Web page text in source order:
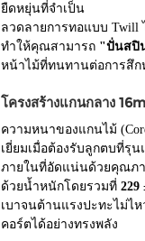
ยืดหยุ่นที่จำเป็น
ลวดลายการทอแบบ Twill
ทำให้คุณสามารถ "ปั่นสปิ
หน้าไม้ที่ทนทานต่อการสึก
โครงสร้างแกนกลาง
ความหนาของแกนไม้
เยี่ยมเมื่อต้องรับลูกตบที่รุ
ภายในที่อัดแน่นด้วยคุณภา
ด้วยน้ำหนักโดยรวมที่ 229
เบาจนต้านแรงปะทะไม่ไ
คอร์ตได้อย่างทรงพลัง